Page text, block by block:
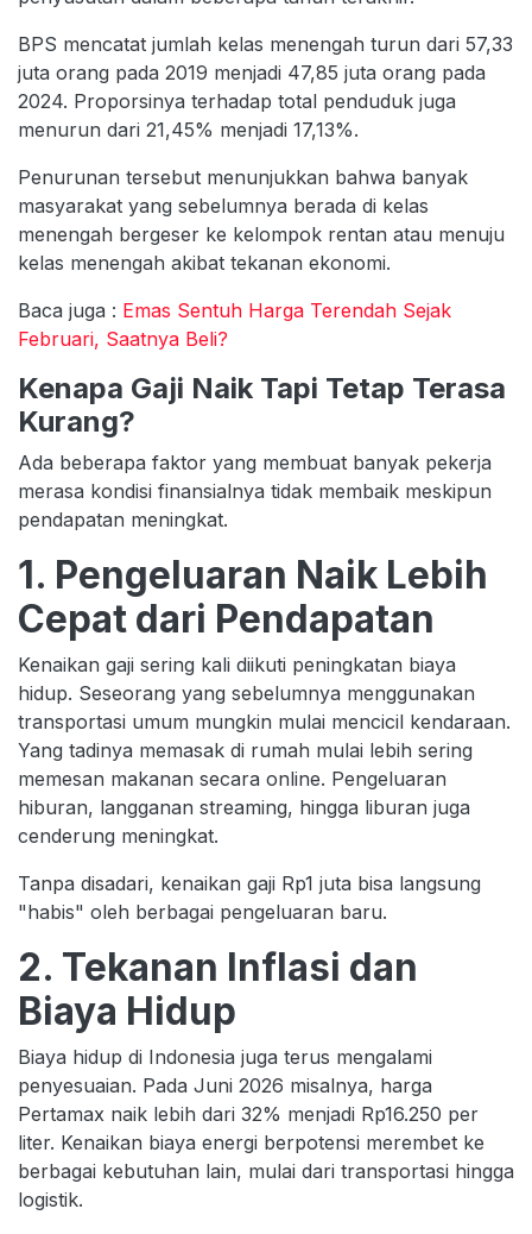
BPS mencatat jumlah kelas menengah turun dari 57,33
juta orang pada 2019 menjadi 47,85 juta orang pada
2024. Proporsinya terhadap total penduduk juga
menurun dari 21,45% menjadi 17,13%.
Penurunan tersebut menunjukkan bahwa banyak
masyarakat yang sebelumnya berada di kelas
menengah bergeser ke kelompok rentan atau menuju
kelas menengah akibat tekanan ekonomi.
Baca juga : Emas Sentuh Harga Terendah Sejak
Februari, Saatnya Beli?
Kenapa Gaji Naik Tapi Tetap Terasa
Kurang?
Ada beberapa faktor yang membuat banyak pekerja
merasa kondisi finansialnya tidak membaik meskipun
pendapatan meningkat.
1. Pengeluaran Naik Lebih
Cepat dari Pendapatan
Kenaikan gaji sering kali diikuti peningkatan biaya
hidup. Seseorang yang sebelumnya menggunakan
transportasi umum mungkin mulai mencicil kendaraan.
Yang tadinya memasak di rumah mulai lebih sering
memesan makanan secara online. Pengeluaran
hiburan, langganan streaming, hingga liburan juga
cenderung meningkat.
Tanpa disadari, kenaikan gaji Rp1 juta bisa langsung
"habis" oleh berbagai pengeluaran baru.
2. Tekanan Inflasi dan
Biaya Hidup
Biaya hidup di Indonesia juga terus mengalami
penyesuaian. Pada Juni 2026 misalnya, harga
Pertamax naik lebih dari 32% menjadi Rp16.250 per
liter. Kenaikan biaya energi berpotensi merembet ke
berbagai kebutuhan lain, mulai dari transportasi hingga
logistik.